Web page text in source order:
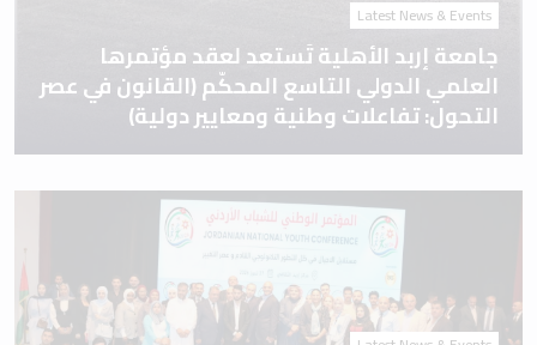
Latest News & Events
جامعة إربد الأهلية تَستعد لعقد مؤتمرها
العلمي الدولي التاسع المحكّم (القانون في عصر
التحول: تفاعلات وطنية ومعايير دولية)